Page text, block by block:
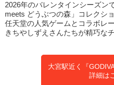
2026年のバレンタインシーズン
meets どうぶつの森」コレクショ
任天堂の人気ゲームとコラボレ
きちやしずえさんたちが精巧な
大宮駅近く『
詳細は